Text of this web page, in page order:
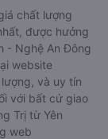
chất lượng
được hưởng
- Nghệ An Đông
website
và uy tín
với bất cứ giao
Trị từ Yên
web